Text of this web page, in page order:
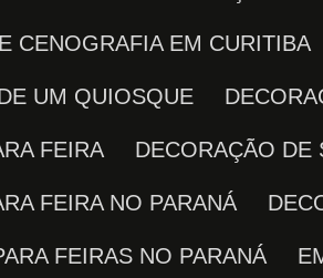
CENOGRAFIA EM CURITIBA
UM QUIOSQUE
FEIRA DECORAÇÃO
FEIRA NO PARANÁ
FEIRAS NO PARANÁ